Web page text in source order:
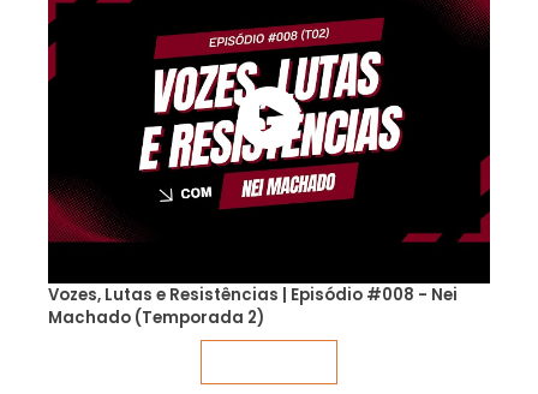
Vozes, Lutas e Resistências | Episódio #008 - Nei
Machado (Temporada 2)